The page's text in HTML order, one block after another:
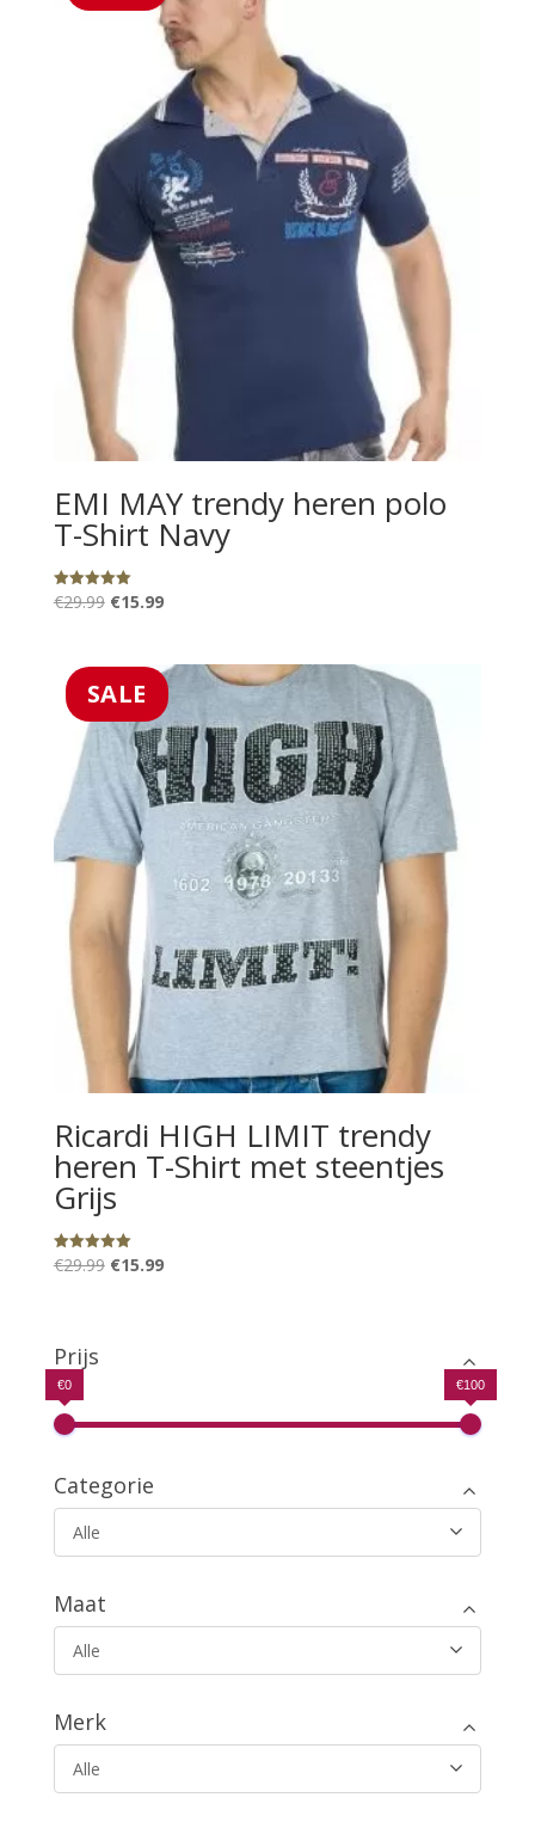
EMI MAY trendy heren polo
T-Shirt Navy
Gewaardeerd
5.00
€29.99 Oorspronkelijke
€29.99.
€15.99Huidige
€15.99.
SALE
Ricardi HIGH LIMIT trendy
heren T-Shirt met steentjes
Grijs
Gewaardeerd
5.00
€29.99 Oorspronkelijke
€15.99Huidige
Prijs
€0 €100
Categorie
Alle
Maat
Alle
Merk
Alle